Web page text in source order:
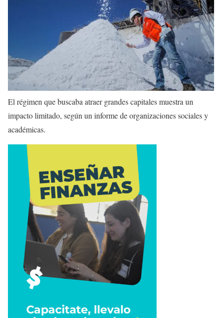
El régimen que buscaba atraer grandes capitales muestra un
impacto limitado, según un informe de organizaciones sociales y
académicas.